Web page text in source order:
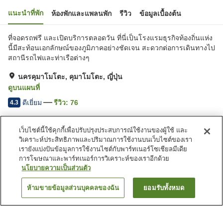
แนะนำที่พัก ห้องพักและแพลนพัก รีวิว ข้อมูลเบื้องต้น
ที่จอดรถฟรี และเปิดบริการตลอดวัน ที่นี่เป็นโรงแรมธุรกิจท้องถิ่นแห่ง
นี้มีสะท้อนเอกลักษณ์ของภูมิภาคอย่างชัดเจน สะดวกต่อการเดินทางไป
สถานีรถไฟและท่าเรือต่างๆ
นครคุมาโมโตะ, คุมาโมโตะ, ญี่ปุ่น
ดูบนแผนที่
4.3 ดีเยี่ยม รีวิว: 76
สิ่งอำนวยความสะดวกในที่พัก
Wi-Fi
สปา/บิวตี้ซาลอน
ปลอดบุหรี่
ตู้จำหน่ายอัตโนมัติ
Kumamoto Shijomae Business Kurenai Hotel
ค้นหาห้องพัก
เว็บไซต์นี้ใช้คุกกี้เพื่อปรับปรุงประสบการณ์ใช้งานของผู้ใช้ และ
วิเคราะห์ประสิทธิภาพและปริมาณการใช้งานบนเว็บไซต์ของเรา
เรายังแบ่งปันข้อมูลการใช้งานไซต์กับพาร์ทเนอร์โซเชียลมีเดีย
การโฆษณาและพาร์ทเนอร์การวิเคราะห์ของเราอีกด้วย
นโยบายความเป็นส่วนตัว
ห้ามขายข้อมูลส่วนบุคคลของฉัน ยอมรับทั้งหมด